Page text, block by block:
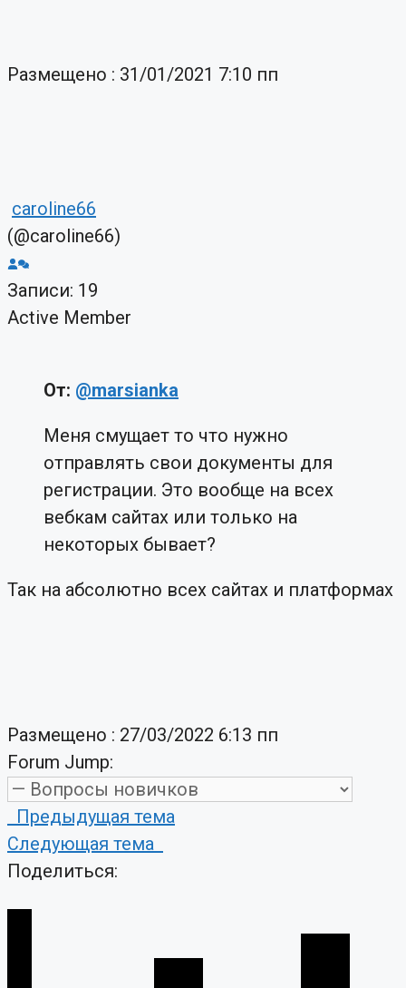
Размещено : 31/01/2021 7:10 пп
caroline66
(@caroline66)
Записи: 19
Active Member
От: @marsianka
Меня смущает то что нужно
отправлять свои документы для
регистрации. Это вообще на всех
вебкам сайтах или только на
некоторых бывает?
Так на абсолютно всех сайтах и платформах
Размещено : 27/03/2022 6:13 пп
Forum Jump:
Предыдущая тема
Следующая тема
Поделиться: